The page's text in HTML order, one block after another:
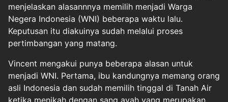
menjelaskan alasannnya memilih menjadi Warga
Negera Indonesia (WNI) beberapa waktu lalu.
Keputusan itu diakuinya sudah melalui proses
pertimbangan yang matang.
Vincent mengakui punya beberapa alasan untuk
menjadi WNI. Pertama, ibu kandungnya memang orang
asli Indonesia dan sudah memilih tinggal di Tanah Air
ketika menikah dengan sang ayah yang merupakan